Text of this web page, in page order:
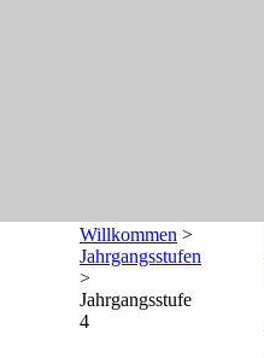
Willkommen >
Jahrgangsstufen
>
Jahrgangsstufe
4